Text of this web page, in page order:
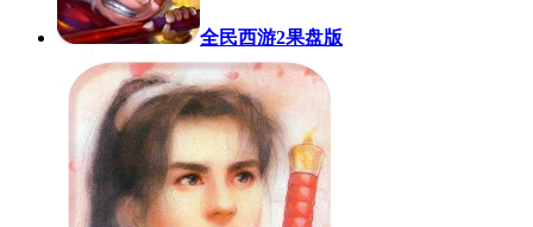
全民西游2果盘版